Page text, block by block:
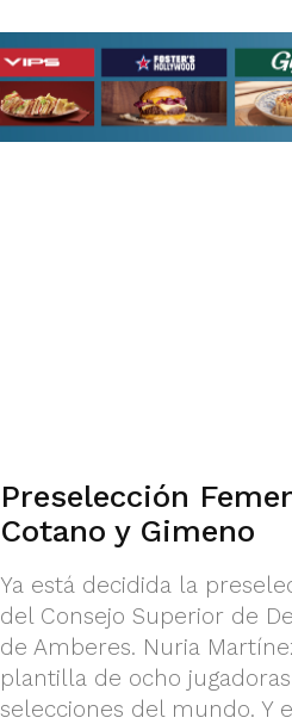
Preselección
Cotano y Gimeno
Ya está decidida la
del Consejo Superior de
de Amberes. Nuria
plantilla de ocho
selecciones del mundo. Y